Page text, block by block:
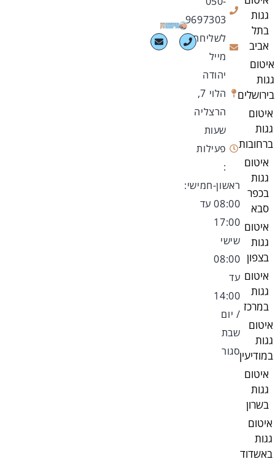
9697303
לשליחת
מייל
יהודה
הלוי 7,
הרצליה
שעות
פעילות
:
ראשון-חמישי:
08:00 עד
17:00
שישי
08:00
עד
14:00
/ יום
שבת
סגור
גגות
בתל
אביב
איטום
גגות
בירושלים
איטום
גגות
ברחובות
איטום
גגות
בכפר
סבא
איטום
גגות
בצפון
איטום
גגות
במרכז
איטום
גגות
במודיעין
איטום
גגות
בשרון
איטום
גגות
באשדוד